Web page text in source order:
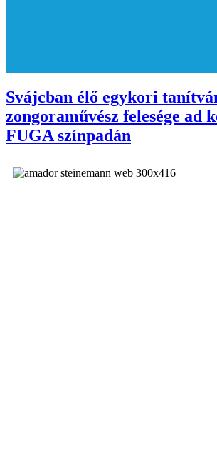
Svájcban élő egykori
zongoraművész felesége ad
FUGA színpadán